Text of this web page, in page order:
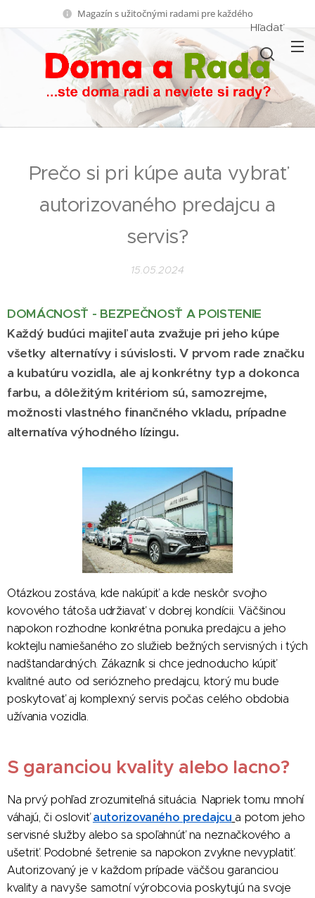
Magazín s užitočnými radami pre každého
Hľadať
Prečo si pri kúpe auta vybrať
autorizovaného predajcu a
servis?
15.05.2024
DOMÁCNOSŤ - BEZPEČNOSŤ A POISTENIE
Každý budúci majiteľ auta zvažuje pri jeho kúpe
všetky alternatívy i súvislosti. V prvom rade značku
a kubatúru vozidla, ale aj konkrétny typ a dokonca
farbu, a dôležitým kritériom sú, samozrejme,
možnosti vlastného finančného vkladu, prípadne
alternatíva výhodného lízingu.
Otázkou zostáva, kde nakúpiť a kde neskôr svojho
kovového tátoša udržiavať v dobrej kondícii. Väčšinou
napokon rozhodne konkrétna ponuka predajcu a jeho
koktejlu namiešaného zo služieb bežných servisných i tých
nadštandardných. Zákazník si chce jednoducho kúpiť
kvalitné auto od seriózneho predajcu, ktorý mu bude
poskytovať aj komplexný servis počas celého obdobia
užívania vozidla.
S garanciou kvality alebo lacno?
Na prvý pohľad zrozumiteľná situácia. Napriek tomu mnohí
váhajú, či osloviťautorizovaného predajcu a potom jeho
servisné služby alebo sa spoľahnúť na neznačkového a
ušetriť. Podobné šetrenie sa napokon zvykne nevyplatiť.
Autorizovaný je v každom prípade väčšou garanciou
kvality a navyše samotní výrobcovia poskytujú na svoje